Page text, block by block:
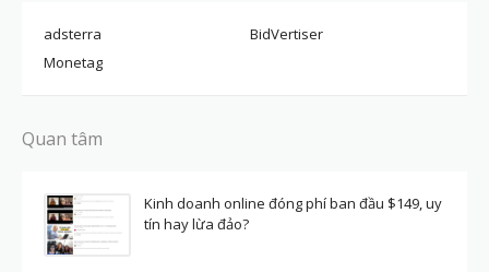
adsterra
BidVertiser
Monetag
Quan tâm
Kinh doanh online đóng phí ban đầu $149, uy
tín hay lừa đảo?